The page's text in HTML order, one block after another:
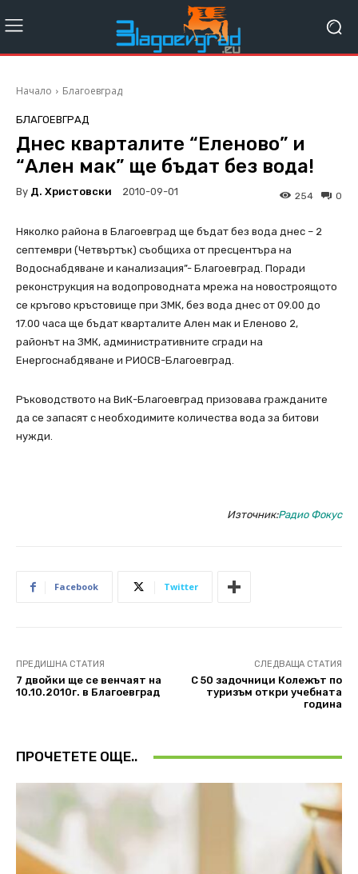
Начало Благоевград
БЛАГОЕВГРАД
Днес кварталите “Еленово” и
“Ален мак” ще бъдат без вода!
By Д. Христовски 2010-09-01 0
254
Няколко района в Благоевград ще бъдат без вода днес – 2
септември (Четвъртък) съобщиха от пресцентъра на
Водоснабдяване и канализация”- Благоевград. Поради
реконструкция на водопроводната мрежа на новостроящото
се кръгово кръстовище при ЗМК, без вода днес от 09.00 до
17.00 часа ще бъдат кварталите Ален мак и Еленово 2,
районът на ЗМК, административните сгради на
Енергоснабдяване и РИОСВ-Благоевград.
Ръководството на ВиК-Благоевград призовава гражданите
да се запасят с необходимите количества вода за битови
нужди.
Източник:Радио Фокус
Facebook Twitter
ПРЕДИШНА СТАТИЯ
7 двойки ще се венчаят на
10.10.2010г. в Благоевград
СЛЕДВАЩА СТАТИЯ
С 50 задочници Колежът по
туризъм откри учебната
година
ПРОЧЕТЕТЕ ОЩЕ..